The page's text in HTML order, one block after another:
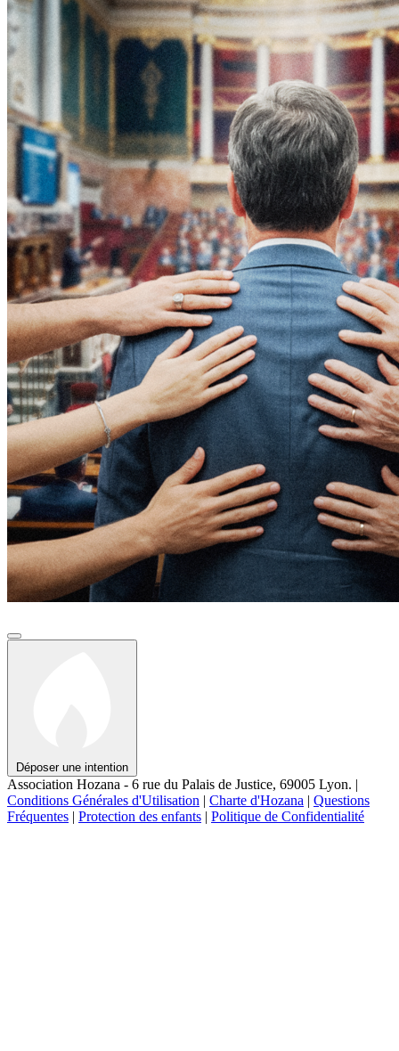
Déposer une intention
Association Hozana - 6 rue du Palais de Justice, 69005 Lyon. |
Conditions Générales d'Utilisation | Charte d'Hozana | Questions
Fréquentes | Protection des enfants | Politique de Confidentialité